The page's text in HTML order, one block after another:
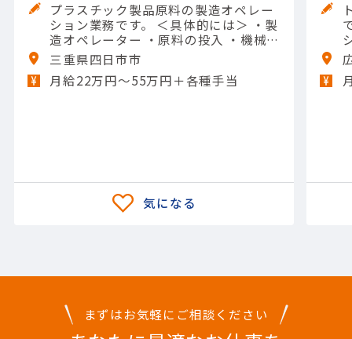
プラスチック製品原料の製造オペレー
ション業務です。 ＜具体的には＞ ・製
造オペレーター ・原料の投入 ・機械の
操作や清掃 ・メンテナンスなど 【担当
製品】(素材・素材加工品)石油化学製
品 【使用ツール】他 一般工具; Excel
三重県四日市市
月給22万円〜55万円＋各種手当
です
まずはお気軽にご相談ください